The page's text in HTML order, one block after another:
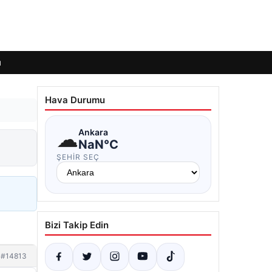
#14813
Hava Durumu
☁Ankara
NaN°C
ŞEHIR SEÇ
Bizi Takip Edin